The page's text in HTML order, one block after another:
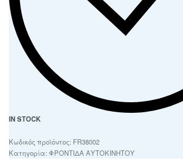
IN STOCK
FR38002
Κατηγορία: ΦΡΟΝΤΙΔΑ ΑΥΤΟΚΙΝΗΤΟΥ